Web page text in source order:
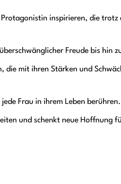
inspirieren, die
Freude bis hin
die mit ihren Stärken und
Frau in ihrem Leben berühren.
und schenkt neue Hoffnung